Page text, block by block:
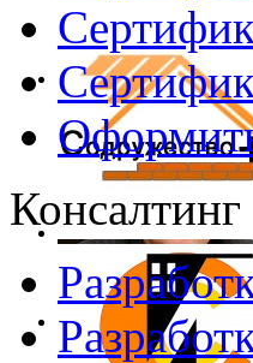
Консалтинг